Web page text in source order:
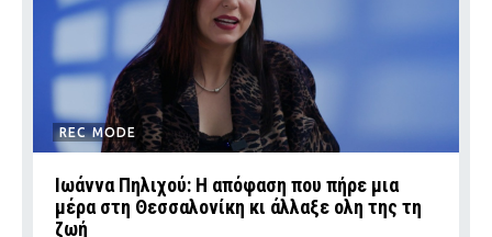
REC MODE
Ιωάννα Πηλιχού: Η απόφαση που πήρε μια
μέρα στη Θεσσαλονίκη κι άλλαξε ολη της τη
ζωή